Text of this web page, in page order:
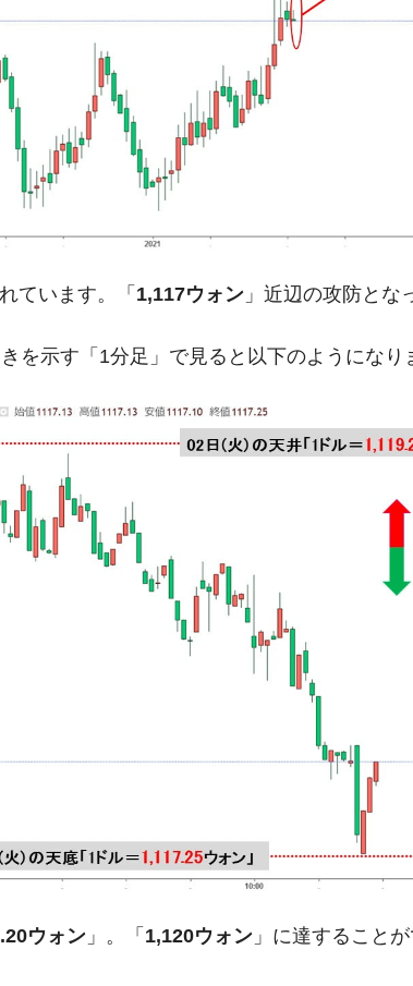
ールが着韓！⇒ さっそく空港に詰めかけ「出て行け！
でに18.4GW規模のAIデータセンター整備」⇒ だから
バレッジETFの清算はほぼ終わった」
』株価暴落で200兆蒸発。
ブランドを通報しようキャンペーン」⇒ あの名物教授も
た」⇒ 耐久性「なさすぎ」では。
イニックス』2026年2Qの業績「史上最高益」当期純利
場の暴落・本日07月29日(水)もサイドカー・サーキッ
る効果は低い。全産業の半分未満しか雇用を生まない
博場のように変質したのは政界の責任だ」
金循環統計」面白い結果に。
『ロッテケミカル』純借入金が約8兆。信用格付け「ネ
『白嶺』は先進技術の塊！
？
競走で勝利騎手がもらえる賞金とは？
ぎるモチーフとは？
ています。「 1,117ウォン 」近辺の攻防とな
を示す「1分足」で見ると以下のようになり
ウォン 」。「 1,120ウォン 」に達すること